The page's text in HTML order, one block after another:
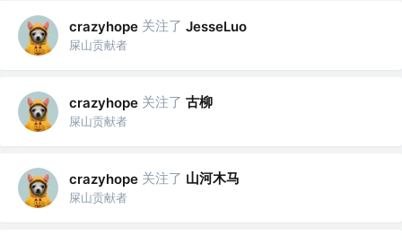
crazyhope 关注了 JesseLuo
屎山贡献者
crazyhope 关注了 古柳
屎山贡献者
crazyhope 关注了 山河木马
屎山贡献者